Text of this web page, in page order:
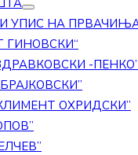
УПИС НА
ГИНОВСКИ“
-ПЕНКО”
ОХРИДСКИ”